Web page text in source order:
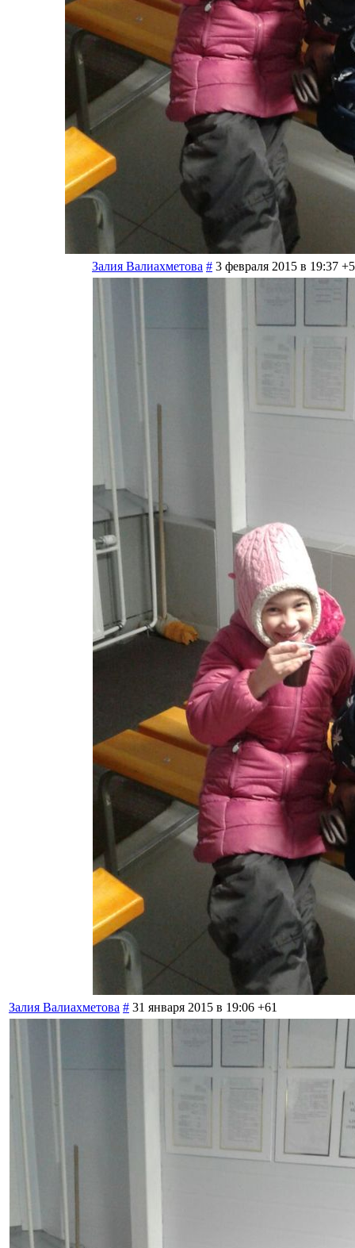
Залия Валиахметова # 3 февраля 2015 в 19:37
Залия Валиахметова # 31 января 2015 в 19:06 +61